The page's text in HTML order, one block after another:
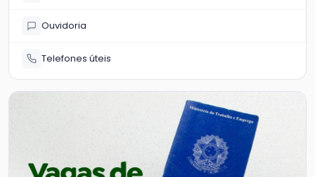
Ouvidoria
Telefones úteis